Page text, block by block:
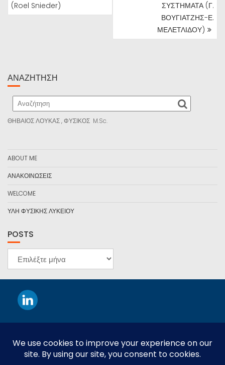
(Roel Snieder)
ΣΥΣΤΗΜΑΤΑ (Γ.
ΒΟΥΓΙΑΤΖΗΣ-Ε.
ΜΕΛΕΤΛΙΔΟΥ)
ΑΝΑΖΉΤΗΣΗ
ΘΗΒΑΙΟΣ ΛΟΥΚΑΣ , ΦΥΣΙΚΟΣ M.Sc.
ABOUT ME
ΑΝΑΚΟΙΝΩΣΕΙΣ
WELCOME
ΥΛΗ ΦΥΣΙΚΗΣ ΛΥΚΕΙΟΥ
POSTS
This work is licensed under aCreative Commons Attribution-
NonCommercial-NoDerivatives 4.0 International License.